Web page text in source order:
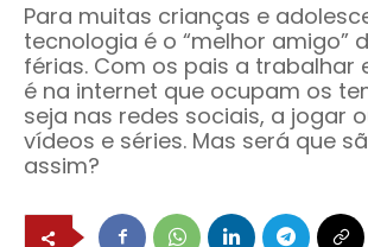
Para muitas crianças e
tecnologia é o “melhor amigo”
férias. Com os pais a trabalhar
é na internet que ocupam os
seja nas redes sociais, a jogar
vídeos e séries. Mas será que
assim?